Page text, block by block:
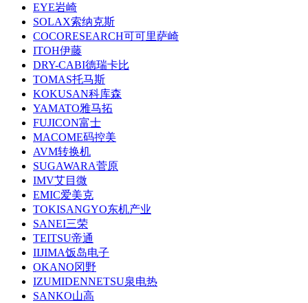
EYE岩崎
SOLAX索纳克斯
COCORESEARCH可可里萨崎
ITOH伊藤
DRY-CABI德瑞卡比
TOMAS托马斯
KOKUSAN科库森
YAMATO雅马拓
FUJICON富士
MACOME码控美
AVM转换机
SUGAWARA菅原
IMV艾目微
EMIC爱美克
TOKISANGYO东机产业
SANEI三荣
TEITSU帝通
IIJIMA饭岛电子
OKANO冈野
IZUMIDENNETSU泉电热
SANKO山高